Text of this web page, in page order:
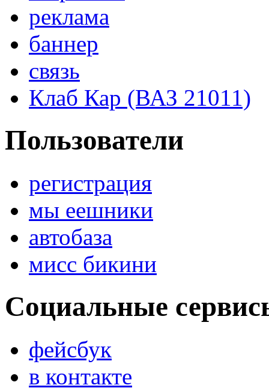
реклама
баннер
связь
Клаб Кар (ВАЗ 21011)
Пользователи
регистрация
мы еешники
автобаза
мисс бикини
Социальные
фейсбук
в контакте